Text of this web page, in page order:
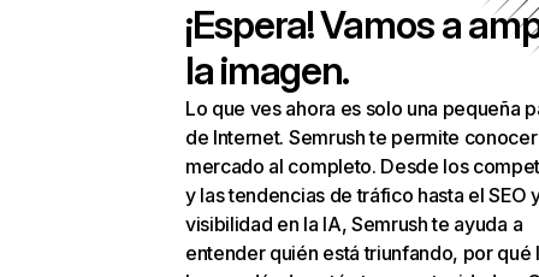
¡Espera! Vamos a
la imagen.
Lo que ves ahora es solo una pequeña
de Internet. Semrush te permite
mercado al completo. Desde los
y las tendencias de tráfico hasta el SEO
visibilidad en la IA, Semrush te ayuda a
entender quién está triunfando, por qué